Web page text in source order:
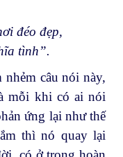
đéo đẹp,
tình”.
câu nói này,
mỗi khi có ai nói
ứng lại như thế
thì nó quay lại